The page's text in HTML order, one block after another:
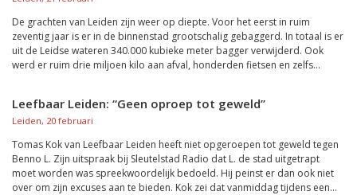
De grachten van Leiden zijn weer op diepte. Voor het eerst in ruim
zeventig jaar is er in de binnenstad grootschalig gebaggerd. In totaal is er
uit de Leidse wateren 340.000 kubieke meter bagger verwijderd. Ook
werd er ruim drie miljoen kilo aan afval, honderden fietsen en zelfs...
Leefbaar Leiden: “Geen oproep tot geweld”
Leiden, 20 februari
Tomas Kok van Leefbaar Leiden heeft niet opgeroepen tot geweld tegen
Benno L. Zijn uitspraak bij Sleutelstad Radio dat L. de stad uitgetrapt
moet worden was spreekwoordelijk bedoeld. Hij peinst er dan ook niet
over om zijn excuses aan te bieden. Kok zei dat vanmiddag tijdens een...